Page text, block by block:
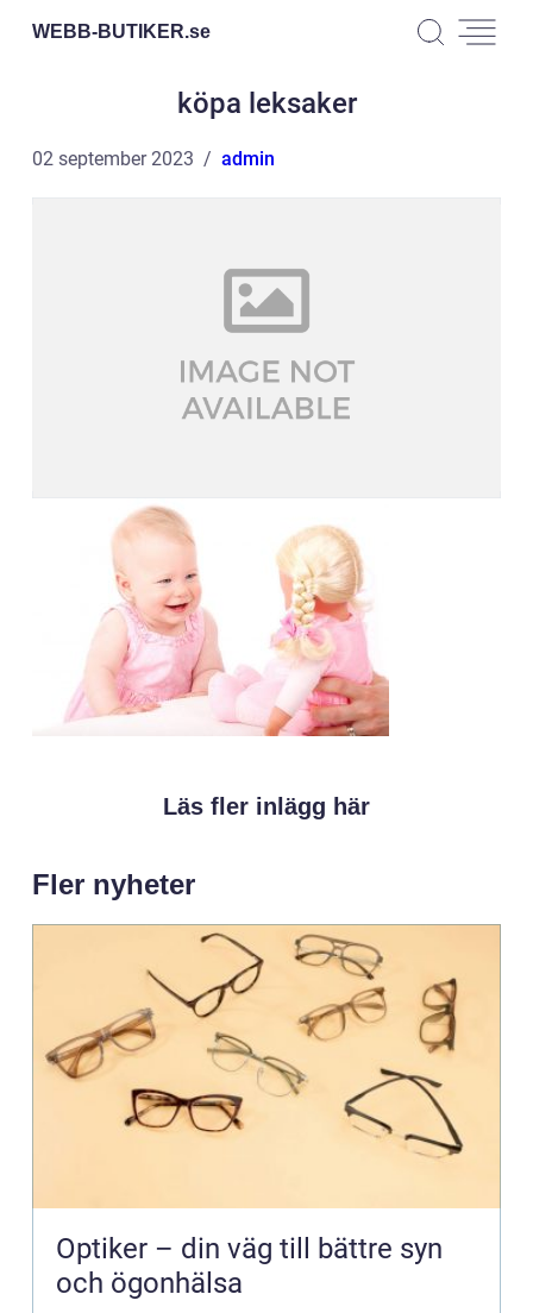
WEBB-BUTIKER.se
köpa leksaker
02 september 2023 admin
Läs fler inlägg här
Fler nyheter
Optiker – din väg till bättre syn
och ögonhälsa